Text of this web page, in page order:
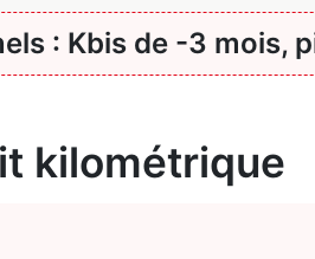
: Kbis de -3 mois,
kilométrique